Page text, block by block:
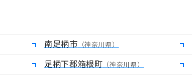
南足柄市 （神奈川県）
足柄下郡箱根町 （神奈川県）